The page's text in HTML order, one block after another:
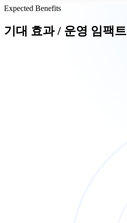
Expected Benefits
기대 효과 / 운영 임팩트